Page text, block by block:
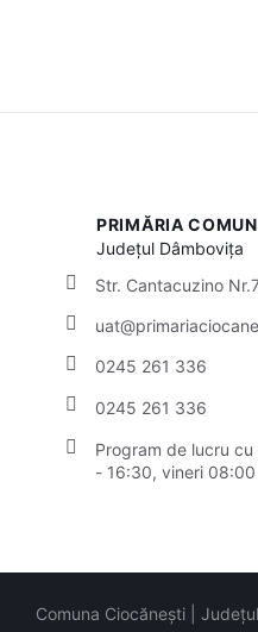
PRIMĂRIA
Județul Dâmbovița
Str. Cantacuzino
0245 261 336
0245 261 336
Program de lucru cu
- 16:30, vineri
Comuna Ciocănești |